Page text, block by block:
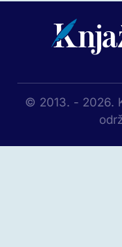
© 2013. - 2026.